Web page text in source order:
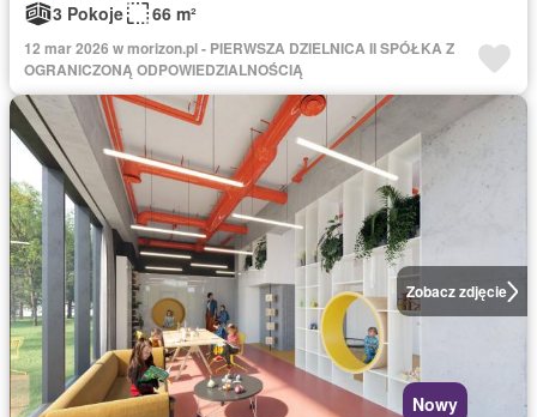
3 Pokoje
66 m²
12 mar 2026 w morizon.pl - PIERWSZA DZIELNICA II SPÓŁKA Z
OGRANICZONĄ ODPOWIEDZIALNOŚCIĄ
Zobacz zdjęcie
Nowy